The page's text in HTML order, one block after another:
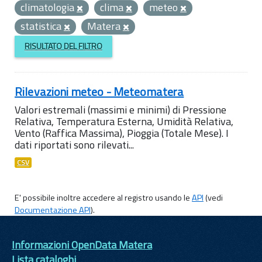
climatologia
clima
meteo
statistica
Matera
RISULTATO DEL FILTRO
Rilevazioni meteo - Meteomatera
Valori estremali (massimi e minimi) di Pressione
Relativa, Temperatura Esterna, Umidità Relativa,
Vento (Raffica Massima), Pioggia (Totale Mese). I
dati riportati sono rilevati...
CSV
E' possibile inoltre accedere al registro usando leAPI(vedi
Documentazione API).
Informazioni OpenData Matera